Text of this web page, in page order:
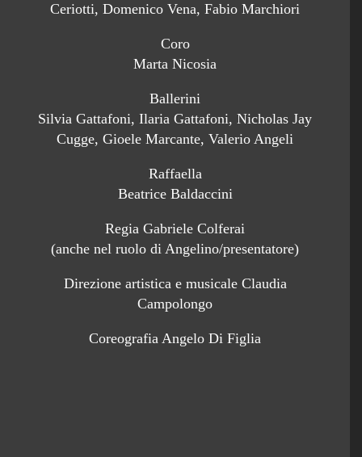
Ceriotti, Domenico Vena, Fabio Marchiori
Coro
Marta Nicosia
Ballerini
Silvia Gattafoni, Ilaria Gattafoni, Nicholas Jay
Cugge, Gioele Marcante, Valerio Angeli
Raffaella
Beatrice Baldaccini
Regia Gabriele Colferai
(anche nel ruolo di Angelino/presentatore)
Direzione artistica e musicale Claudia
Campolongo
Coreografia Angelo Di Figlia